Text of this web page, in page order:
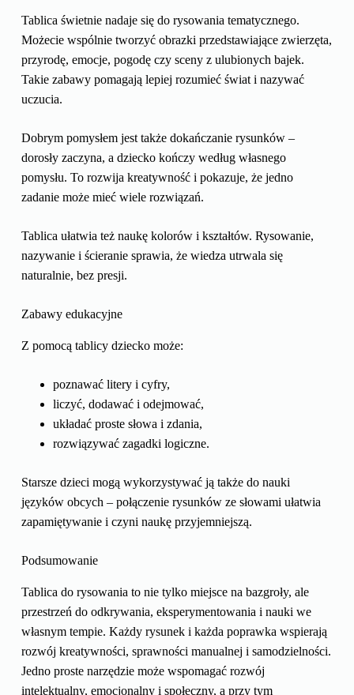
Tablica świetnie nadaje się do rysowania tematycznego.
Możecie wspólnie tworzyć obrazki przedstawiające zwierzęta,
przyrodę, emocje, pogodę czy sceny z ulubionych bajek.
Takie zabawy pomagają lepiej rozumieć świat i nazywać
uczucia.
Dobrym pomysłem jest także dokańczanie rysunków –
dorosły zaczyna, a dziecko kończy według własnego
pomysłu. To rozwija kreatywność i pokazuje, że jedno
zadanie może mieć wiele rozwiązań.
Tablica ułatwia też naukę kolorów i kształtów. Rysowanie,
nazywanie i ścieranie sprawia, że wiedza utrwala się
naturalnie, bez presji.
Zabawy edukacyjne
Z pomocą tablicy dziecko może:
poznawać litery i cyfry,
liczyć, dodawać i odejmować,
układać proste słowa i zdania,
rozwiązywać zagadki logiczne.
Starsze dzieci mogą wykorzystywać ją także do nauki
języków obcych – połączenie rysunków ze słowami ułatwia
zapamiętywanie i czyni naukę przyjemniejszą.
Podsumowanie
Tablica do rysowania to nie tylko miejsce na bazgroły, ale
przestrzeń do odkrywania, eksperymentowania i nauki we
własnym tempie. Każdy rysunek i każda poprawka wspierają
rozwój kreatywności, sprawności manualnej i samodzielności.
Jedno proste narzędzie może wspomagać rozwój
intelektualny, emocjonalny i społeczny, a przy tym